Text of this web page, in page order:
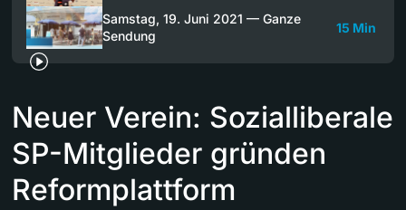
Samstag, 19. Juni 2021 — Ganze
Sendung
15 Min
Neuer Verein: Sozialliberale
SP-Mitglieder gründen
Reformplattform